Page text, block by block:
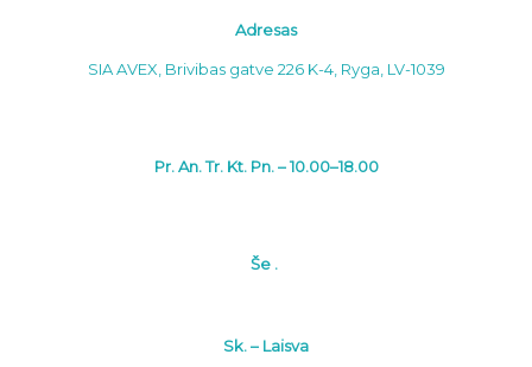
Adresas
SIA AVEX, Brivibas gatve 226 K-4, Ryga, LV-1039
Pr. An. Tr. Kt. Pn. – 10.00–18.00
Še .
Sk. – Laisva